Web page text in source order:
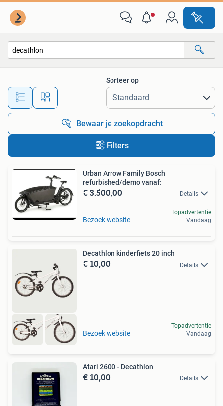
Alle afstanden…
Sorteer op
Bewaar je zoekopdracht
Filters
Urban Arrow Family Bosch
refurbished/demo vanaf:
€ 3.500,00 Details
Bezoek website
Topadvertentie
Vandaag
Decathlon kinderfiets 20 inch
€ 10,00 Details
Bezoek website
Topadvertentie
Vandaag
Atari 2600 - Decathlon
€ 10,00 Details